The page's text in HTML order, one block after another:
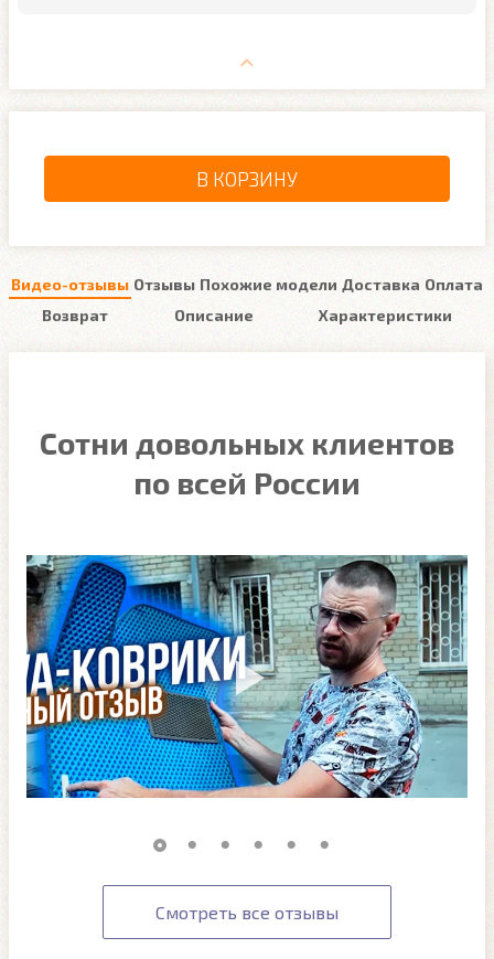
В КОРЗИНУ
Видео-отзывы Отзывы Похожие модели Доставка Оплата
Возврат
Описание Характеристики
Сотни довольных клиентов
по всей России
Смотреть все отзывы